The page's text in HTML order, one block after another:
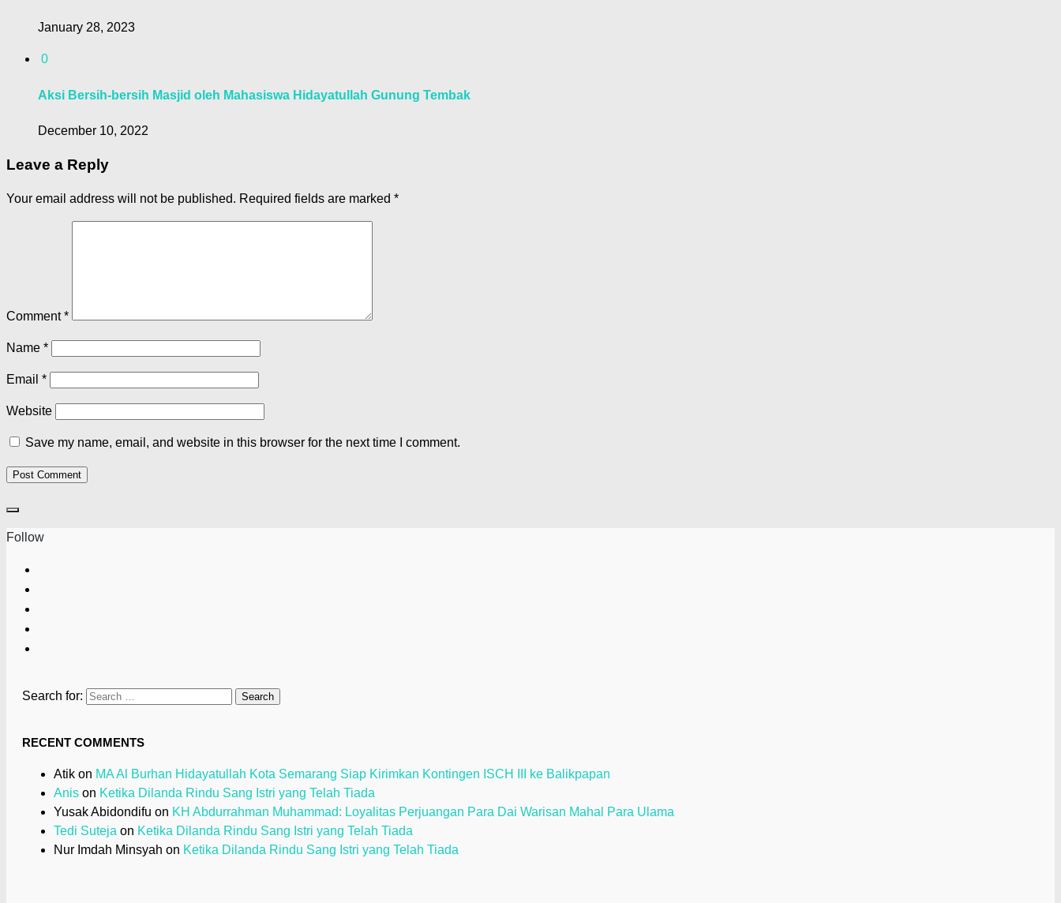
January 28, 2023
0
Aksi Bersih-bersih Masjid oleh Mahasiswa Hidayatullah Gunung Tembak
December 10, 2022
Leave a Reply
Your email address will not be published. Required fields are marked *
Comment*
Name *
Email *
Website
Save my name, email, and website in this browser for the next time I comment.
Follow
Search for:
RECENT COMMENTS
Atik on MA Al Burhan Hidayatullah Kota Semarang Siap Kirimkan Kontingen ISCH III ke Balikpapan
Anis on Ketika Dilanda Rindu Sang Istri yang Telah Tiada
Yusak Abidondifu on KH Abdurrahman Muhammad: Loyalitas Perjuangan Para Dai Warisan Mahal Para Ulama
Tedi Suteja on Ketika Dilanda Rindu Sang Istri yang Telah Tiada
Nur Imdah Minsyah on Ketika Dilanda Rindu Sang Istri yang Telah Tiada